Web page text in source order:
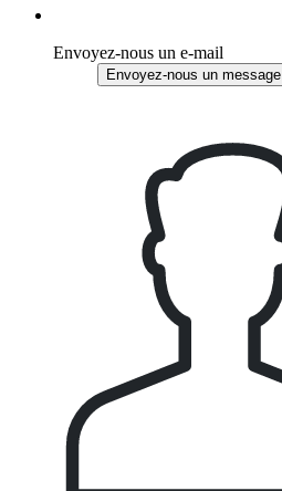
Envoyez-nous un e-mail
Envoyez-nous un message